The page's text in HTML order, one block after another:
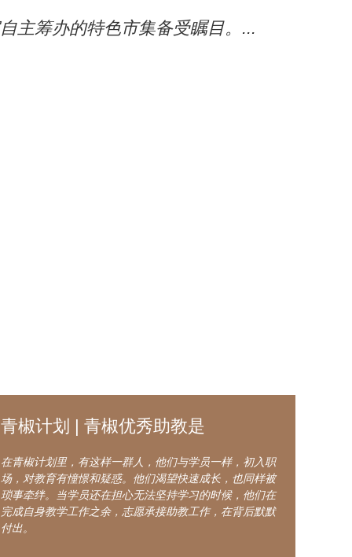
主筹办的特色市集备受瞩目。...
青椒计划 | 青椒优秀助教是
在青椒计划里，有这样一群人，他们与学员一样，初入职
场，对教育有憧憬和疑惑。他们渴望快速成长，也同样被
琐事牵绊。当学员还在担心无法坚持学习的时候，他们在
完成自身教学工作之余，志愿承接助教工作，在背后默默
付出。